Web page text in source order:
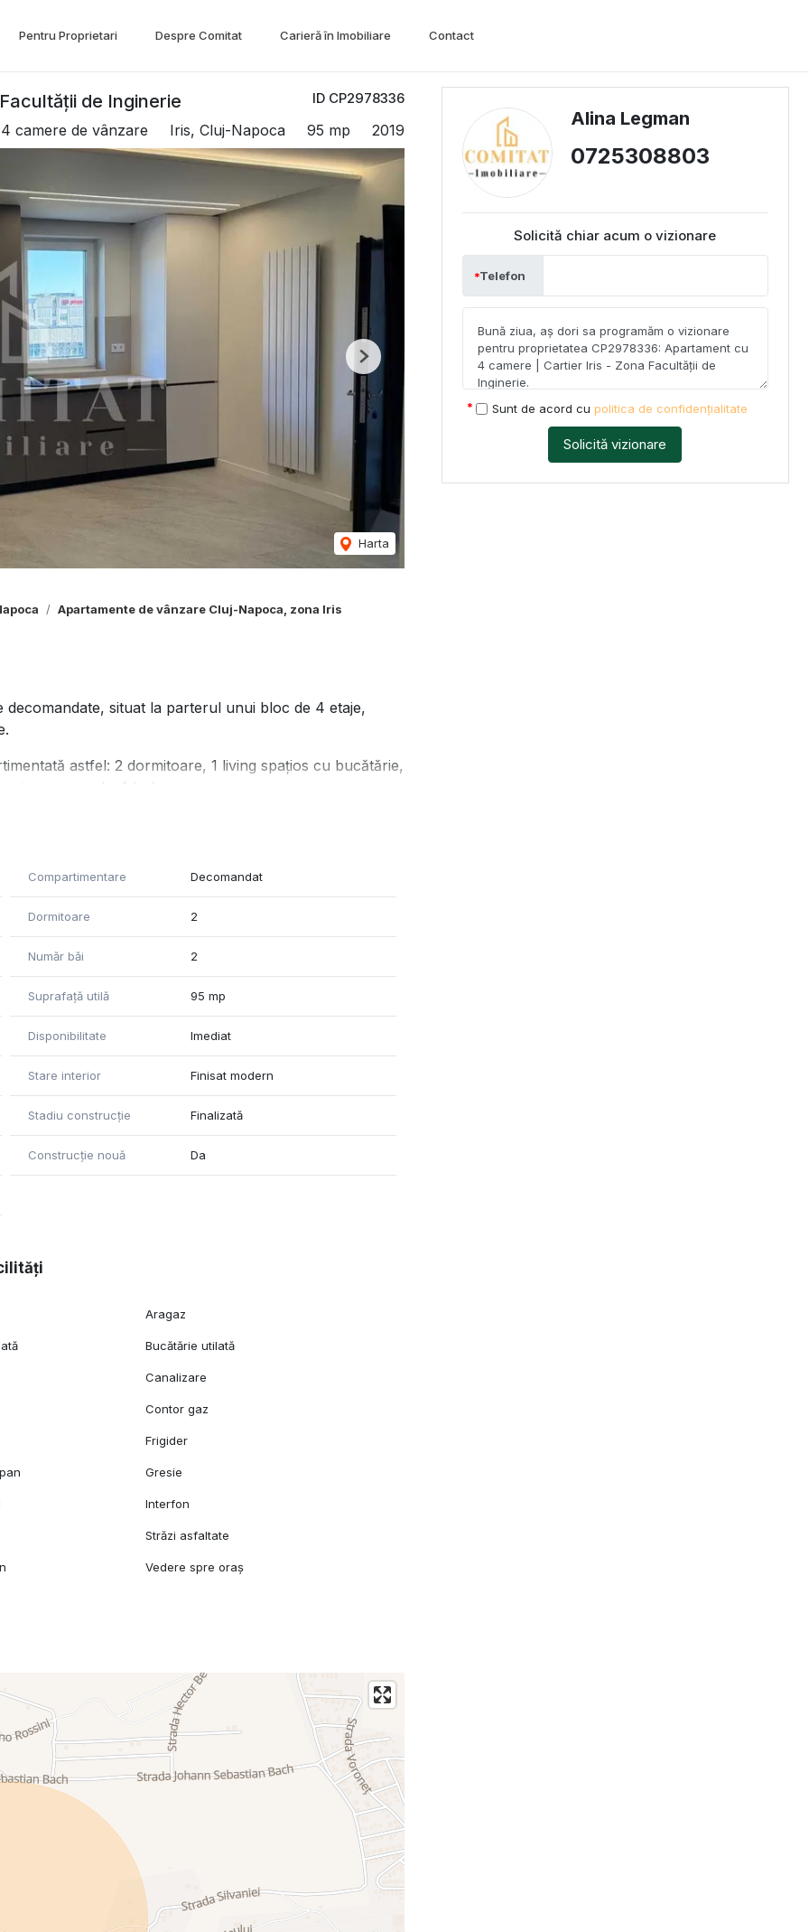
Pentru Proprietari Despre Comitat Carieră în Imobiliare Contact
ID CP2978336
de Inginerie
camere de vânzare Iris, Cluj-Napoca 95 mp 2019
Harta
Next
Apartamente de vânzare Cluj-Napoca, zona Iris
situat la parterul unui bloc de 4 etaje,
astfel: 2 dormitoare, 1 living spațios cu bucătărie,
noi, cu frigider, hota, plita electrică, cuptor electric,
facilitează accesul către centru, magazine, și inclusiv
detaliile prezentate
Compartimentare Decomandat
Dormitoare 2
Număr băi 2
Suprafață utilă 95 mp
Disponibilitate Imediat
Stare interior Finisat modern
Stadiu construcție Finalizată
Construcție nouă Da
Aragaz
Bucătărie utilată
Canalizare
Contor gaz
Frigider
Gresie
Interfon
Străzi asfaltate
Vedere spre oraș
Alina Legman
0725308803
Solicită chiar acum o vizionare
Telefon
Sunt de acord cu politica de confidențialitate
Solicită vizionare